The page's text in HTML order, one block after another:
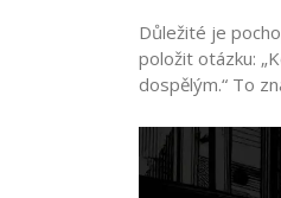
Důležité je
položit otázku:
dospělým.“ To